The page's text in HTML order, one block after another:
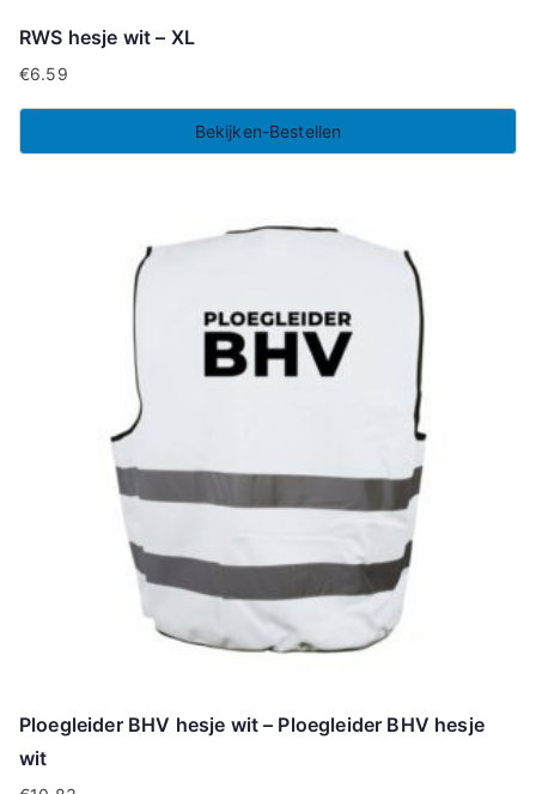
RWS hesje wit – XL
€6.59
Bekijken-Bestellen
Ploegleider BHV hesje wit – Ploegleider BHV hesje
wit